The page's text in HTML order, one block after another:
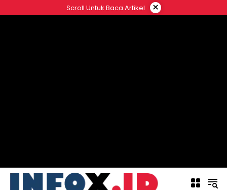
ke
Scroll Untuk Baca Artikel ×